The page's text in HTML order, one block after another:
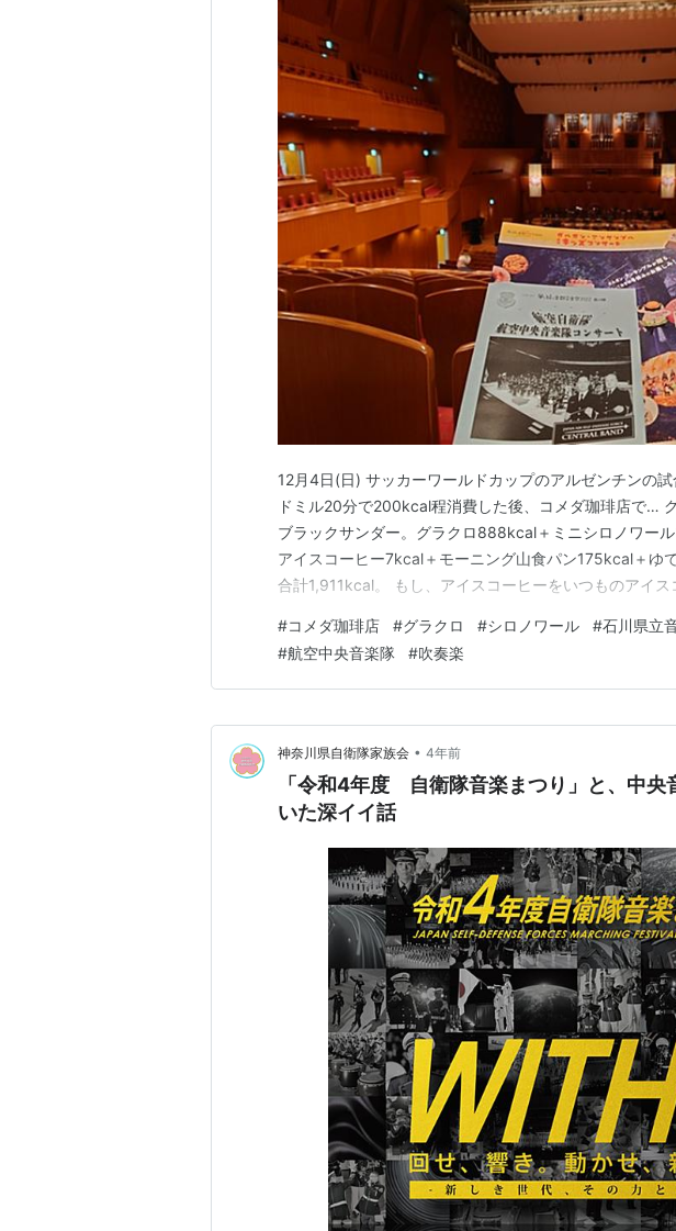
12月4日(日) サッカーワールドカップのアルゼンチンの
ドミル20分で200kcal程消費した後、コメダ珈琲店で…
ブラックサンダー。グラクロ888kcal＋ミニシロノワー
アイスコーヒー7kcal＋モーニング山食パン175kcal＋ゆ
合計1,911kcal。 もし、アイスコーヒーをいつものアイス
ー、昔食べた何かに似てると思ったら、10年以上前に名
#コメダ珈琲店 #グラクロ #シロノワール #石川県立
#航空中央音楽隊 #吹奏楽
神奈川県自衛隊家族会 • 4年前
「令和4年度 自衛隊音楽まつり」と、中央
いた深イイ話